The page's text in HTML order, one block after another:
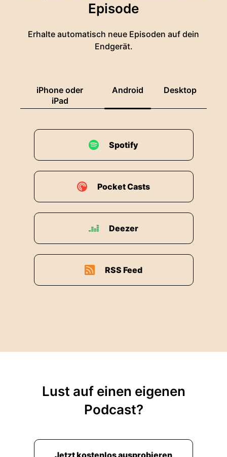
Episode
Erhalte automatisch neue Episoden auf dein
Endgerät.
iPhone oder
iPad
Android Desktop
Spotify
Pocket Casts
Deezer
RSS Feed
Lust auf einen eigenen
Podcast?
Jetzt kostenlos ausprobieren